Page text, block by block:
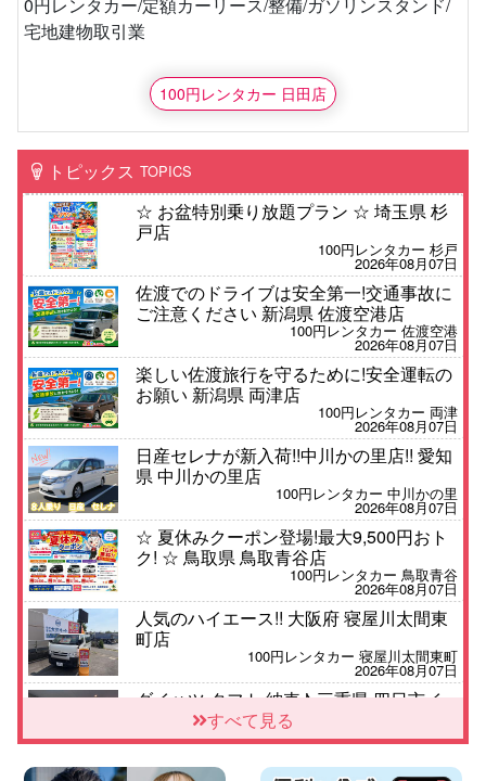
0円レンタカー/定額カーリース/整備/ガソリンスタンド/
宅地建物取引業
100円レンタカー 日田店
トピックス TOPICS
☆ お盆特別乗り放題プラン ☆ 埼玉県 杉
戸店
100円レンタカー 杉戸
2026年08月07日
佐渡でのドライブは安全第一!交通事故に
ご注意ください 新潟県 佐渡空港店
100円レンタカー 佐渡空港
2026年08月07日
楽しい佐渡旅行を守るために!安全運転の
お願い 新潟県 両津店
100円レンタカー 両津
2026年08月07日
日産セレナが新入荷!!中川かの里店!! 愛知
県 中川かの里店
100円レンタカー 中川かの里
2026年08月07日
☆ 夏休みクーポン登場!最大9,500円おト
ク! ☆ 鳥取県 鳥取青谷店
100円レンタカー 鳥取青谷
2026年08月07日
人気のハイエース!! 大阪府 寝屋川太間東
町店
100円レンタカー 寝屋川太間東町
2026年08月07日
ダイハツ タフト 納車♪ 三重県 四日市イ
ンター店
100円レンタカー 四日市インター
すべて見る